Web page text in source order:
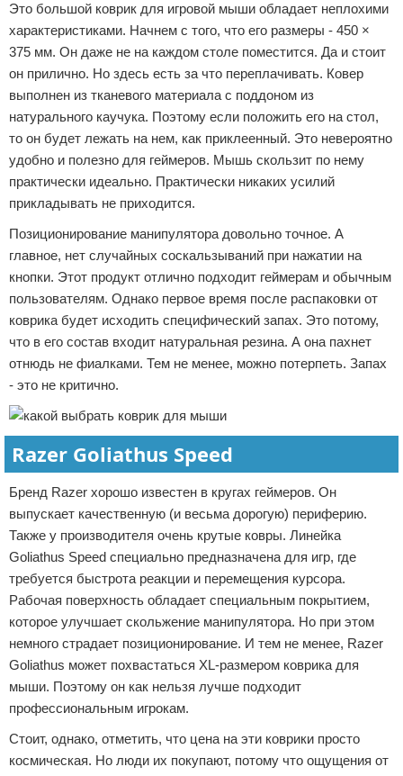
Это большой коврик для игровой мыши обладает неплохими
характеристиками. Начнем с того, что его размеры - 450 ×
375 мм. Он даже не на каждом столе поместится. Да и стоит
он прилично. Но здесь есть за что переплачивать. Ковер
выполнен из тканевого материала с поддоном из
натурального каучука. Поэтому если положить его на стол,
то он будет лежать на нем, как приклеенный. Это невероятно
удобно и полезно для геймеров. Мышь скользит по нему
практически идеально. Практически никаких усилий
прикладывать не приходится.
Позиционирование манипулятора довольно точное. А
главное, нет случайных соскальзываний при нажатии на
кнопки. Этот продукт отлично подходит геймерам и обычным
пользователям. Однако первое время после распаковки от
коврика будет исходить специфический запах. Это потому,
что в его состав входит натуральная резина. А она пахнет
отнюдь не фиалками. Тем не менее, можно потерпеть. Запах
- это не критично.
Razer Goliathus Speed
Бренд Razer хорошо известен в кругах геймеров. Он
выпускает качественную (и весьма дорогую) периферию.
Также у производителя очень крутые ковры. Линейка
Goliathus Speed специально предназначена для игр, где
требуется быстрота реакции и перемещения курсора.
Рабочая поверхность обладает специальным покрытием,
которое улучшает скольжение манипулятора. Но при этом
немного страдает позиционирование. И тем не менее, Razer
Goliathus может похвастаться XL-размером коврика для
мыши. Поэтому он как нельзя лучше подходит
профессиональным игрокам.
Стоит, однако, отметить, что цена на эти коврики просто
космическая. Но люди их покупают, потому что ощущения от